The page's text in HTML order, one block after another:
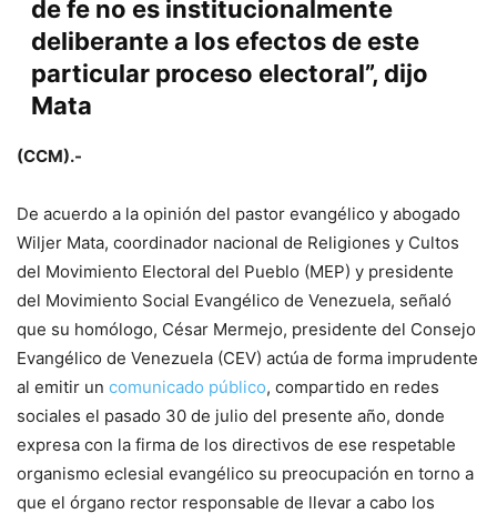
de fe no es institucionalmente
deliberante a los efectos de este
particular proceso electoral”, dijo
Mata
(CCM).-
De acuerdo a la opinión del pastor evangélico y abogado
Wiljer Mata, coordinador nacional de Religiones y Cultos
del Movimiento Electoral del Pueblo (MEP) y presidente
del Movimiento Social Evangélico de Venezuela, señaló
que su homólogo, César Mermejo, presidente del Consejo
Evangélico de Venezuela (CEV) actúa de forma imprudente
al emitir un comunicado público, compartido en redes
sociales el pasado 30 de julio del presente año, donde
expresa con la firma de los directivos de ese respetable
organismo eclesial evangélico su preocupación en torno a
que el órgano rector responsable de llevar a cabo los